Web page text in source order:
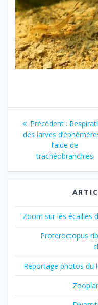
Navigation
de
l’article
Précédent : Article
:
des larves
l’aide de
trachéobranchies
Zoom sur les écailles
Proteroctopus
Reportage photos du